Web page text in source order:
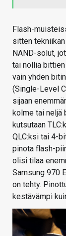
Flash-
sitten
NAND-solut,
tai nollia
vain yhden
(Single-Level
sijaan
kolme tai neljä
kutsutaan
QLC:ksi tai 4-
pinota flash-
olisi tilaa
Samsung 970
on tehty.
kestävämpi